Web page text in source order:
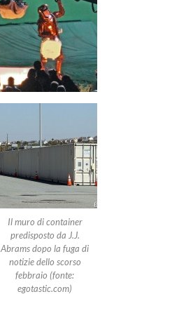
Il muro di container
predisposto da J.J.
Abrams dopo la fuga di
notizie dello scorso
febbraio (fonte:
egotastic.com)